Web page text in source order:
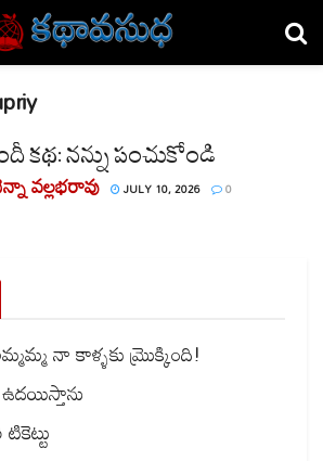
కథ: నన్ను పంచుకోండి
వల్లభరావు JULY 10, 2026 0
నా కాళ్ళకు మ్రొక్కింది!